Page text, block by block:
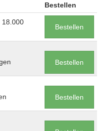
Bestellen
18.000
Bestellen
Bestellen
Bestellen